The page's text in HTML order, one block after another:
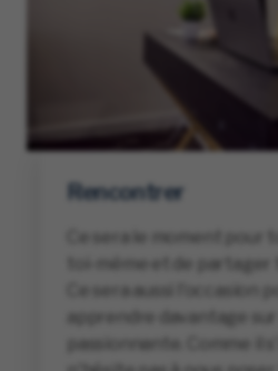
Rencontrer
Ce sera le moment pour
toi-même et de partager
Ce sera aussi l'occasion
apprendre davantage sur
passionnante. Comme il